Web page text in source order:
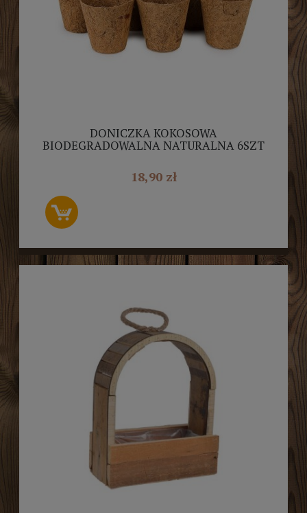
DONICZKA KOKOSOWA
BIODEGRADOWALNA NATURALNA 6SZT
18,90 zł